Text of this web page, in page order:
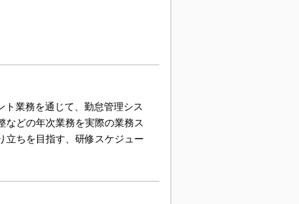
ト業務を通じて、勤怠管理シス
などの年次業務を実際の業務ス
立ちを目指す、研修スケジュー